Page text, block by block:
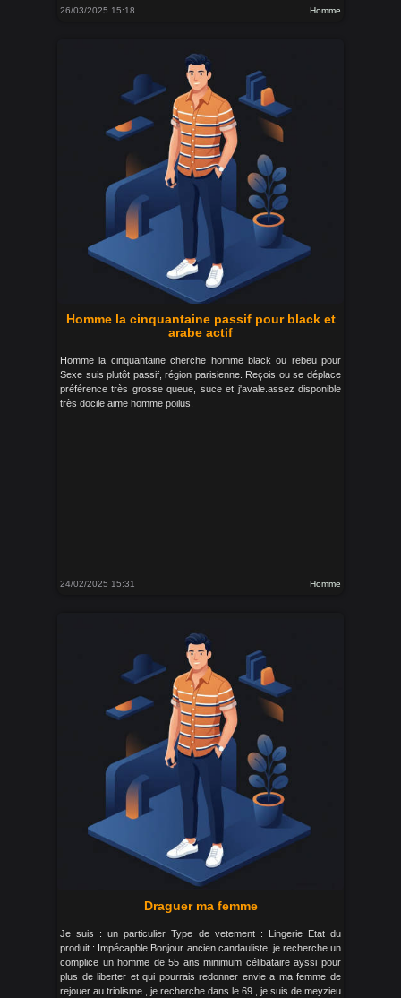
26/03/2025 15:18 Homme
Homme la cinquantaine passif pour black et
arabe actif
Homme la cinquantaine cherche homme black ou rebeu pour
Sexe suis plutôt passif, région parisienne. Reçois ou se déplace
préférence très grosse queue, suce et j'avale.assez disponible
très docile aime homme poilus.
24/02/2025 15:31 Homme
Draguer ma femme
Je suis : un particulier Type de vetement : Lingerie Etat du
produit : Impécapble Bonjour ancien candauliste, je recherche un
complice un homme de 55 ans minimum célibataire ayssi pour
plus de liberter et qui pourrais redonner envie a ma femme de
rejouer au triolisme , je recherche dans le 69 , je suis de meyzieu